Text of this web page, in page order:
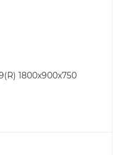
1800х900х750